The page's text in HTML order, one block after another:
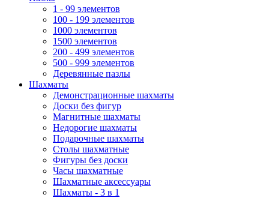
1 - 99 элементов
100 - 199 элементов
1000 элементов
1500 элементов
200 - 499 элементов
500 - 999 элементов
Деревянные пазлы
Шахматы
Демонстрационные шахматы
Доски без фигур
Магнитные шахматы
Недорогие шахматы
Подарочные шахматы
Столы шахматные
Фигуры без доски
Часы шахматные
Шахматные аксессуары
Шахматы - 3 в 1